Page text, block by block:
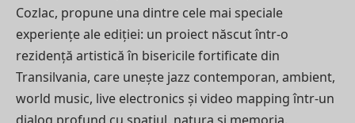
Cozlac, propune una dintre cele mai speciale
experiențe ale ediției: un proiect născut într-o
rezidență artistică în bisericile fortificate din
Transilvania, care unește jazz contemporan, ambient,
world music, live electronics și video mapping într-un